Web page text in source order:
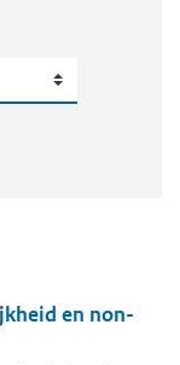
en non-